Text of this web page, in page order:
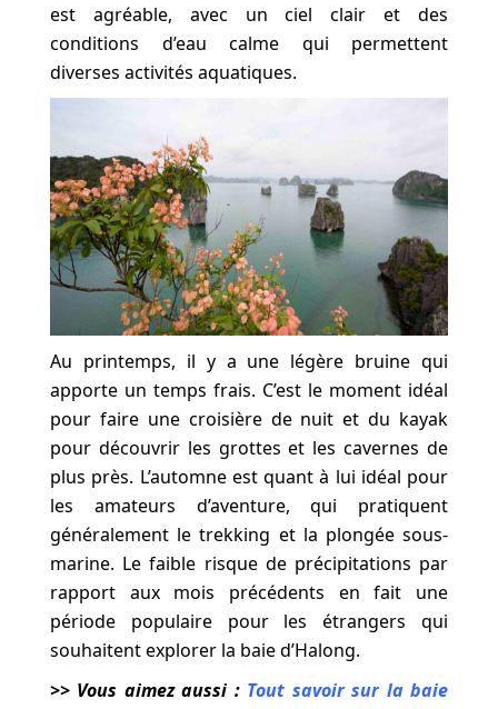
est agréable, avec un ciel clair et des
conditions d’eau calme qui permettent
diverses activités aquatiques.
Au printemps, il y a une légère bruine qui
apporte un temps frais. C’est le moment idéal
pour faire une croisière de nuit et du kayak
pour découvrir les grottes et les cavernes de
plus près. L’automne est quant à lui idéal pour
les amateurs d’aventure, qui pratiquent
généralement le trekking et la plongée sous-
marine. Le faible risque de précipitations par
rapport aux mois précédents en fait une
période populaire pour les étrangers qui
souhaitent explorer la baie d’Halong.
>> Vous aimez aussi : Tout savoir sur la baie